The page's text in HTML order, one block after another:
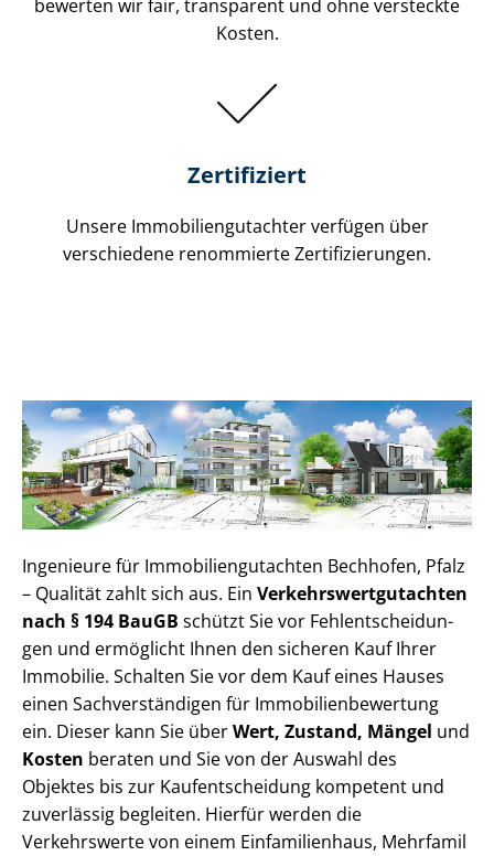
bewerten wir fair, transparent und ohne versteckte
Kosten.
Zertifiziert
Unsere Immobilien­gutachter verfügen über
verschiedene renommierte Zer­ti­fi­zie­run­gen.
Ingenieure für Im­mo­bi­li­en­gut­ach­ten Bechhofen, Pfalz
– Qualität zahlt sich aus. Ein Ver­kehrs­wert­gut­ach­ten
nach § 194 BauGB schützt Sie vor Fehl­ent­schei­dun­
gen und ermöglicht Ihnen den sicheren Kauf Ihrer
Immobilie. Schalten Sie vor dem Kauf eines Hauses
einen Sach­ver­stän­di­gen für Im­mo­bi­li­en­be­wer­tung
ein. Dieser kann Sie überWert, Zustand, Mängel und
Kosten beraten und Sie von der Auswahl des
Objektes bis zur Kauf­ent­schei­dung kompetent und
zuverlässig begleiten. Hierfür werden die
Verkehrswerte von einem Einfamilienhaus, Mehr­fa­mi­l